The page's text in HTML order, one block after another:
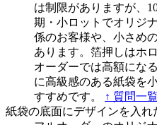
は制限がありますが、
期・小ロットでオリジ
係のお客様や、小さめ
あります。箔押しはホ
オーダーでは高額にな
に高級感のある紙袋を
すすめです。
↑ 質問一
紙袋の底面にデザインを入れ